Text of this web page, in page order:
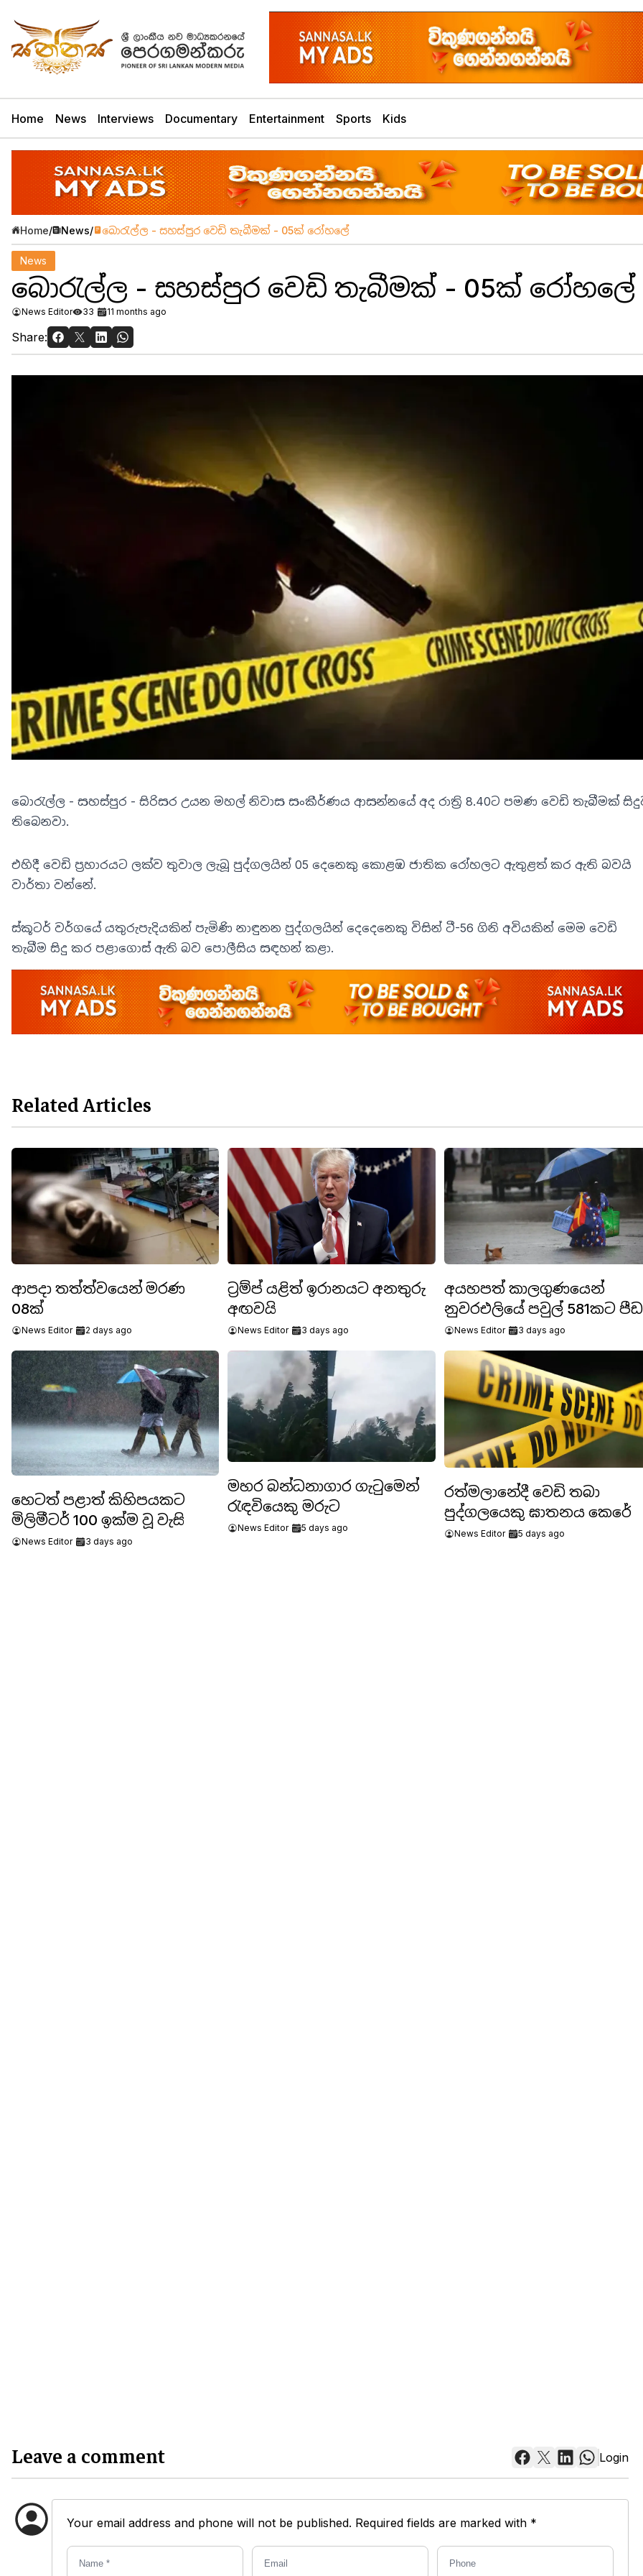
Home News Interviews Documentary Entertainment Sports Kids
Home/ News/ බොරැල්ල - සහස්පුර වෙඩි තැබීමක් - 05ක් රෝහලේ
News
බොරැල්ල - සහස්පුර වෙඩි තැබීමක් - 05ක් රෝහලේ
News Editor 33 11 months ago
Share:
බො‍රැල්ල - සහස්පුර - සිරිසර උයන මහල් නිවාස සංකීර්ණය ආසන්නයේ අද රාත්‍රි 8.40ට පමණ වෙඩි තැබීමක්
තිබෙනවා.
එහිදී වෙඩි ප්‍රහාරයට ලක්ව තුවාල ලැබූ පුද්ගලයින් 05 දෙනෙකු කොළඹ ජාතික රෝහලට ඇතුළත් කර ඇති බවයි
වාර්තා වන්නේ.
ස්කූටර් වර්ගයේ යතුරුපැදියකින් පැමිණි නාඳුනන පුද්ගලයින් දෙදෙනෙකු විසින් ටී-56 ගිනි අවියකින් මෙම වෙඩි
තැබීම සිදු කර පළාගොස් ඇති බව පොලීසිය සඳහන් කළා.
Related Articles
ආපදා තත්ත්වයෙන් මරණ
08ක්
News Editor 2 days ago
ට්‍රම්ප් යළිත් ඉරානයට අනතුරු
අඟවයි
News Editor 3 days ago
අයහපත් කාලගුණයෙන්
නුවරඑලියේ පවුල් 581කට
News Editor 3 days ago
හෙටත් පළාත් කිහිපයකට
මිලිමීටර් 100 ඉක්ම වූ වැසි
News Editor 3 days ago
මහර බන්ධනාගාර ගැටුමෙන්
රැඳවියෙකු මරුට
News Editor 5 days ago
රත්මලානේදී වෙඩි තබා
පුද්ගලයෙකු ඝාතනය කෙරේ
News Editor 5 days ago
Leave a comment Login
Your email address and phone will not be published. Required fields are marked with *